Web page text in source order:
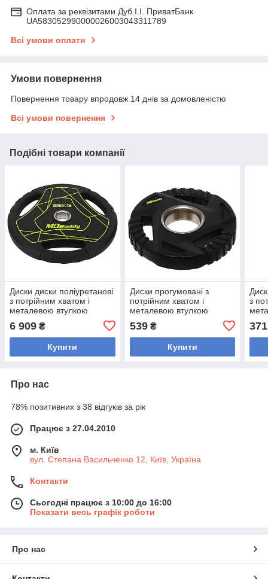
Оплата за реквізитами Дуб І.І. ПриватБанк
UA583052990000026003043311789
Всі умови оплати
Умови повернення
Повернення товару впродовж 14 днів за домовленістю
Всі умови повернення
Подібні товари компанії
Диски диски поліуретанові
з потрійним хватом і
металевою втулкою
Buddy TA-9647-25 25кг
6 909 ₴
Купити
Диски прогумовані з
потрійним хватом і
металевою втулкою
Buddy TA-9649-1_25 1,25
кг (зовнішній ø-15,5 см,
539₴
Купити
з
371
Про нас
78% позитивних з 38 відгуків за рік
Працює з 27.04.2010
м. Київ
вул. Степана Васильченко 12, Київ, Україна
Контакти
Сьогодні працює з 10:00 до 16:00
Показати весь графік роботи
Про нас